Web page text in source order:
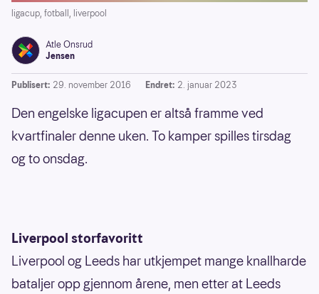
ligacup, fotball, liverpool
Atle Onsrud
Jensen
Publisert: 29. november 2016 Endret: 2. januar 2023
Den engelske ligacupen er altså framme ved
kvartfinaler denne uken. To kamper spilles tirsdag
og to onsdag.
Liverpool storfavoritt
Liverpool og Leeds har utkjempet mange knallharde
bataljer opp gjennom årene, men etter at Leeds